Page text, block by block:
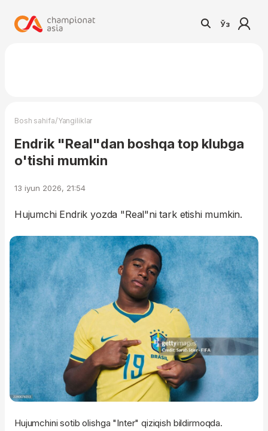
Ўз
Bosh sahifa/Yangiliklar
Endrik "Real"dan boshqa top klubga
o'tishi mumkin
13 iyun 2026, 21:54
Hujumchi Endrik yozda "Real"ni tark etishi mumkin.
Hujumchini sotib olishga "Inter" qiziqish bildirmoqda.